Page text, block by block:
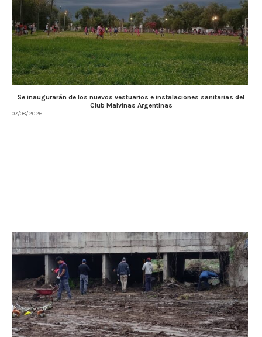
Se inaugurarán de los nuevos vestuarios e instalaciones sanitarias del
Club Malvinas Argentinas
07/08/2026